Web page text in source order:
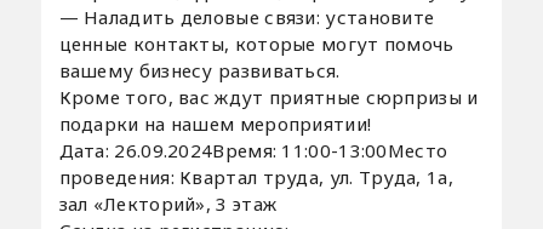
— Наладить деловые связи: установите
ценные контакты, которые могут помочь
вашему бизнесу развиваться.
Кроме того, вас ждут приятные сюрпризы и
подарки на нашем мероприятии!
Дата: 26.09.2024Время: 11:00-13:00Место
проведения: Квартал труда, ул. Труда, 1а,
зал «Лекторий», 3 этаж